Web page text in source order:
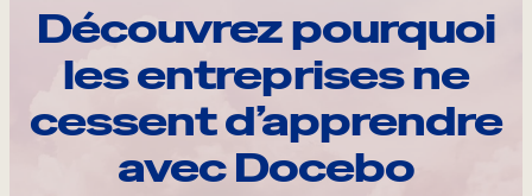
Découvrez pourquoi
les entreprises ne
cessent d’apprendre
avec Docebo